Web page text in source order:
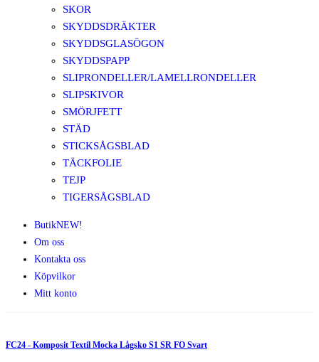
SKOR
SKYDDSDRÄKTER
SKYDDSGLASÖGON
SKYDDSPAPP
SLIPRONDELLER/LAMELLRONDELLER
SLIPSKIVOR
SMÖRJFETT
STÄD
STICKSÅGSBLAD
TÄCKFOLIE
TEJP
TIGERSÅGSBLAD
ButikNEW!
Om oss
Kontakta oss
Köpvilkor
Mitt konto
FC24 - Komposit Textil Mocka Lågsko S1 SR FO Svart